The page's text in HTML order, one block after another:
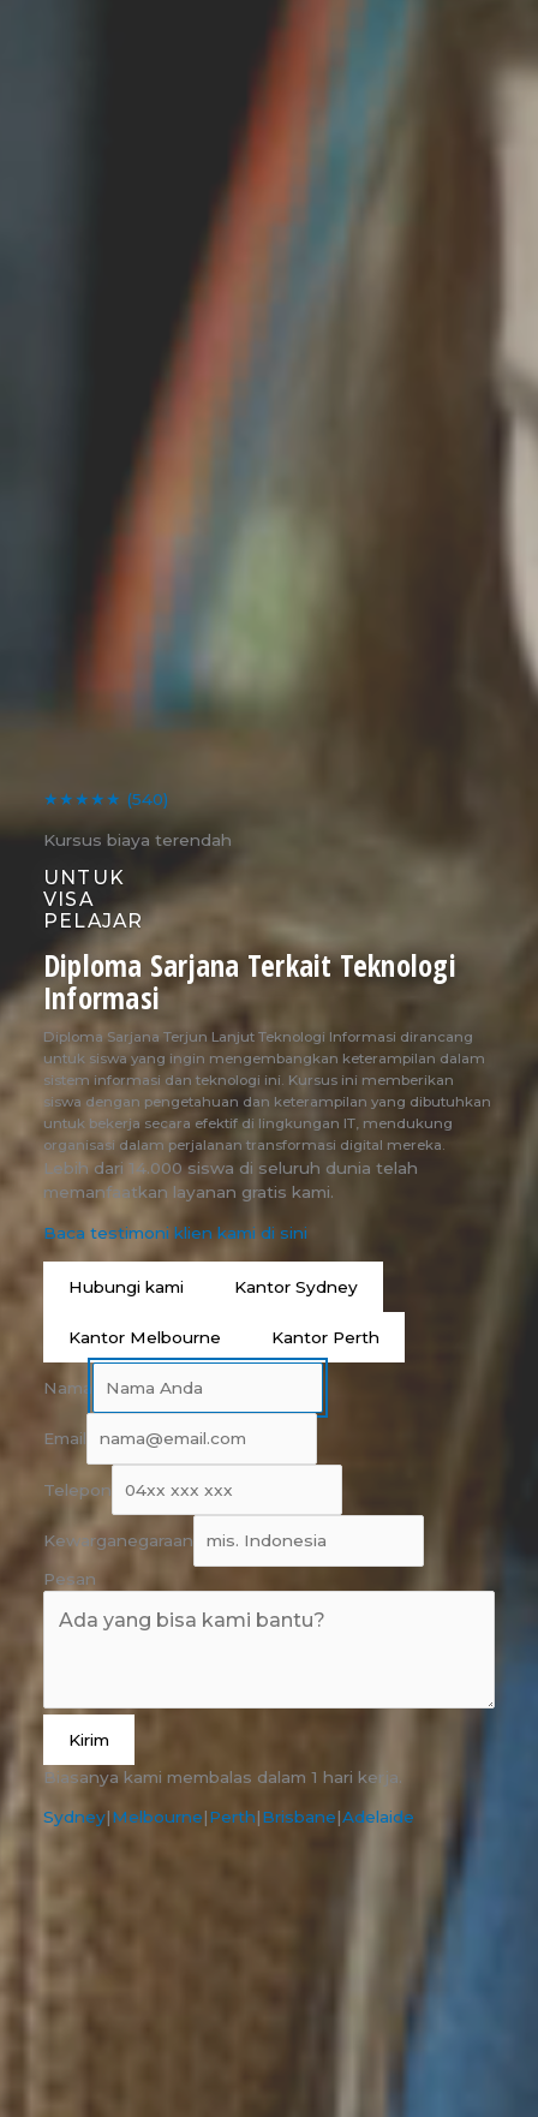
★★★★★ (540)
Kursus biaya terendah
UNTUK
VISA
PELAJAR
Diploma Sarjana Terkait Teknologi
Informasi
Diploma Sarjana Terjun Lanjut Teknologi Informasi dirancang
untuk siswa yang ingin mengembangkan keterampilan dalam
sistem informasi dan teknologi ini. Kursus ini memberikan
siswa dengan pengetahuan dan keterampilan yang dibutuhkan
untuk bekerja secara efektif di lingkungan IT, mendukung
organisasi dalam perjalanan transformasi digital mereka.
Lebih dari 14.000 siswa di seluruh dunia telah
memanfaatkan layanan gratis kami.
Baca testimoni klien kami di sini
Hubungi kami Kantor Sydney
Kantor Melbourne Kantor Perth
Nama
Email
Telepon
Kewarganegaraan
Pesan
Kirim
Biasanya kami membalas dalam 1 hari kerja.
Sydney|Melbourne|Perth|Brisbane|Adelaide